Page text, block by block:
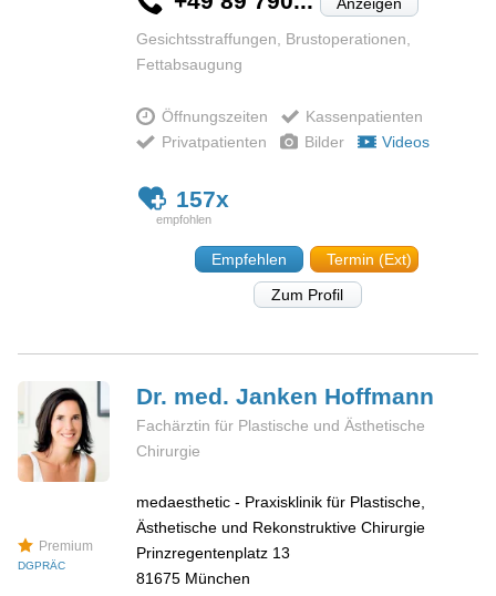
Gesichtsstraffungen, Brustoperationen,
Fettabsaugung
Öffnungszeiten
Kassenpatienten
Privatpatienten
Bilder Videos
157x
Empfehlen
Termin (Ext)
Zum Profil
Premium
DGPRÄC
Dr. med. Janken Hoffmann
Fachärztin für Plastische und Ästhetische
Chirurgie
medaesthetic - Praxisklinik für Plastische,
Ästhetische und Rekonstruktive Chirurgie
Prinzregentenplatz 13
81675 München